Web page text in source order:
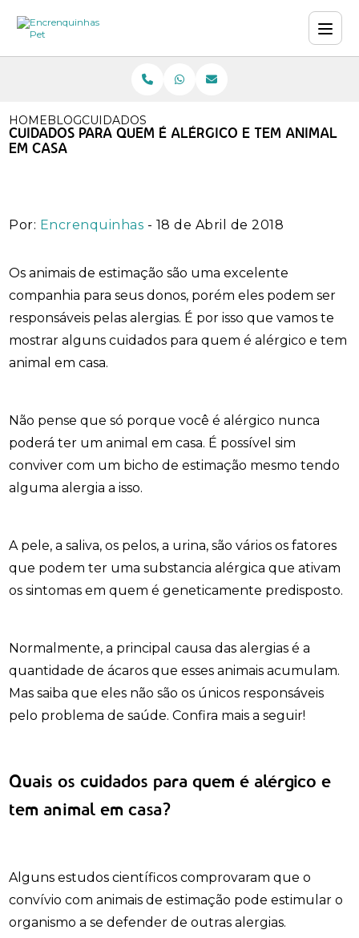
HOMEBLOGCUIDADOS PARA QUEM É ALÉRGICO E TEM
CUIDADOS PARA QUEM É ALÉRGICO E TEM ANIMAL
EM CASA
Por: Encrenquinhas - 18 de Abril de 2018
Os animais de estimação são uma excelente
companhia para seus donos, porém eles podem ser
responsáveis pelas alergias. É por isso que vamos te
mostrar alguns cuidados para quem é alérgico e tem
animal em casa.
Não pense que só porque você é alérgico nunca
poderá ter um animal em casa. É possível sim
conviver com um bicho de estimação mesmo tendo
alguma alergia a isso.
A pele, a saliva, os pelos, a urina, são vários os fatores
que podem ter uma substancia alérgica que ativam
os sintomas em quem é geneticamente predisposto.
Normalmente, a principal causa das alergias é a
quantidade de ácaros que esses animais acumulam.
Mas saiba que eles não são os únicos responsáveis
pelo problema de saúde. Confira mais a seguir!
Quais os cuidados para quem é alérgico e
tem animal em casa?
Alguns estudos científicos comprovaram que o
convívio com animais de estimação pode estimular o
organismo a se defender de outras alergias.